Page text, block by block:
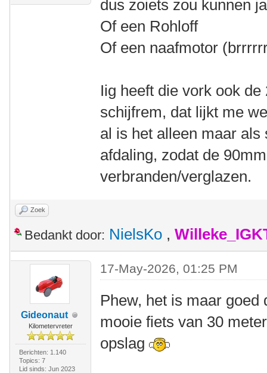
dus zoiets zou kunnen
Of een Rohloff
Of een naafmotor
Iig heeft die vork ook
schijfrem, dat lijkt me
al is het alleen maar
afdaling, zodat de
verbranden/verglazen.
Zoek
Bedankt door: NielsKo ,
Gideonaut
Kilometervreter
Berichten: 1.140
Topics: 7
Lid sinds: Jun 2023
17-May-2026, 01:25 PM
Phew, het is maar
mooie fiets van 30
opslag